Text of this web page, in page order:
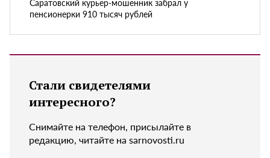
пенсионерки 910 тысяч рублей
Стали свидетелями
интересного?
Снимайте на телефон, присылайте в
редакцию, читайте на sarnovosti.ru